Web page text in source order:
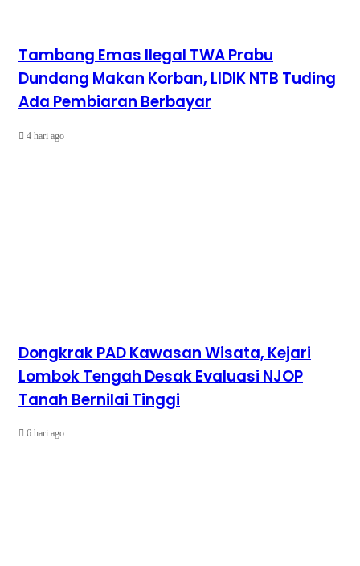
Tambang Emas Ilegal TWA Prabu
Dundang Makan Korban, LIDIK NTB Tuding
Ada Pembiaran Berbayar
4 hari ago
Dongkrak PAD Kawasan Wisata, Kejari
Lombok Tengah Desak Evaluasi NJOP
Tanah Bernilai Tinggi
6 hari ago